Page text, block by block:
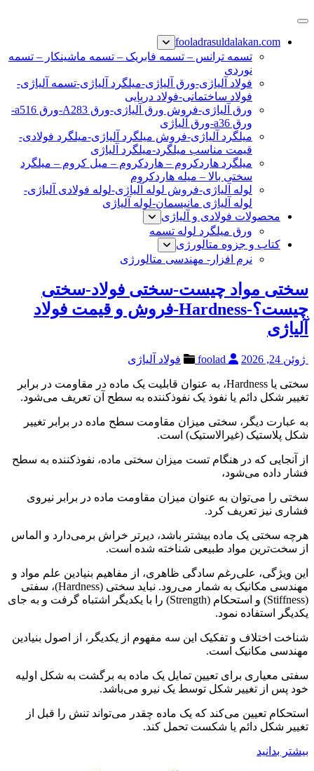
پرش
محتوا
نبشی فولادی-ناودانی فولادی-قیمت ورق-قیمت فولاد
fooladrasuldalakan.com
تسمه ترانس – تسمه فابریک – تسمه ماشینکار – تسمه
نوردی
فولاد آلیاژی-ورق آلیاژی-میلگرد آلیاژی-تسمه آلیاژی-
فولاد ساختمانی-فولاد دریایی
ورق آلیاژی-فروش ورق آلیاژی-ورق A283-ورق a516-
ورق a36-ورق آلیاژی
میلگرد آلیاژی-فروش میلگرد آلیاژی-میلگرد فولادی-
قیمت مناسب میلگرد-میلگرد آلیاژی
میلگرد هاردکروم – هاردکروم – میل کروم – میلگرد
سختی بالا – میله هاردکروم
لوله آلیاژی-فروش لوله آلیاژی-لوله فولادی آلیاژی-
لوله آلیاژی مانیسمان-لوله آلیاژی
محصولات فولادی و آلیاژی
ورق میلگرد لوله تسمه
کتاب و جزوه متالورژی
نرم افزار- مهندسی متالورژی
سختی مواد چیست-سختی فولاد-سختی
چیست؟-Hardness-فروش و قیمت فولاد
آلیاژی
ژوئن 24, 2026 فولاد آلیاژی
سختی یا Hardness، به عنوان قابلیت یک ماده در مقاومت در برابر
تغییر شکل دائم یا نفوذ یک نفوذکننده به سطح آن تعریف می‌شود.
به عبارت دیگر، سختی میزان مقاومت سطح ماده در برابر تغییر
شکل پلاستیک (غیرالاستیک) است.
از آنجایی که در هنگام تست میزان سختی ماده، نفوذکننده به سطح
فشار داده می‌شود،
سختی را می‌توان به عنوان میزان مقاومت ماده در برابر نیروی
فشاری نیز تعریف کرد.
هرچه سختی یک ماده بیشتر باشد، دیرتر خراش برمی‌دارد و الماس
از سخت‌ترین مواد طبیعی شناخته شده است.
این ویژگی، علی‌رغم سادگی ظاهری، از مفاهیم بنیادین علم مواد و
مهندسی مکانیک به شمار می‌رود. نباید سختی (Hardness)، سفتی
(Stiffness) و استحکام (Strength) را با یکدیگر اشتباه گرفت و به جای
یکدیگر استفاده نمود.
شناخت اختلاف و تفکیک این سه مفهوم از یکدیگر، از اصول بنیادین
مهندسی مکانیک است.
سفتی معیاری برای تعیین تمایل یک ماده به برگشت به شکل اولیه
خود پس از تغییر شکل توسط یک نیرو می‌باشد.
استحکام تعیین می‌کند که یک ماده چقدر می‌تواند تنش را قبل از
تغییر شکل دائم یا شکست تحمل کند.
بیشتر بدانید